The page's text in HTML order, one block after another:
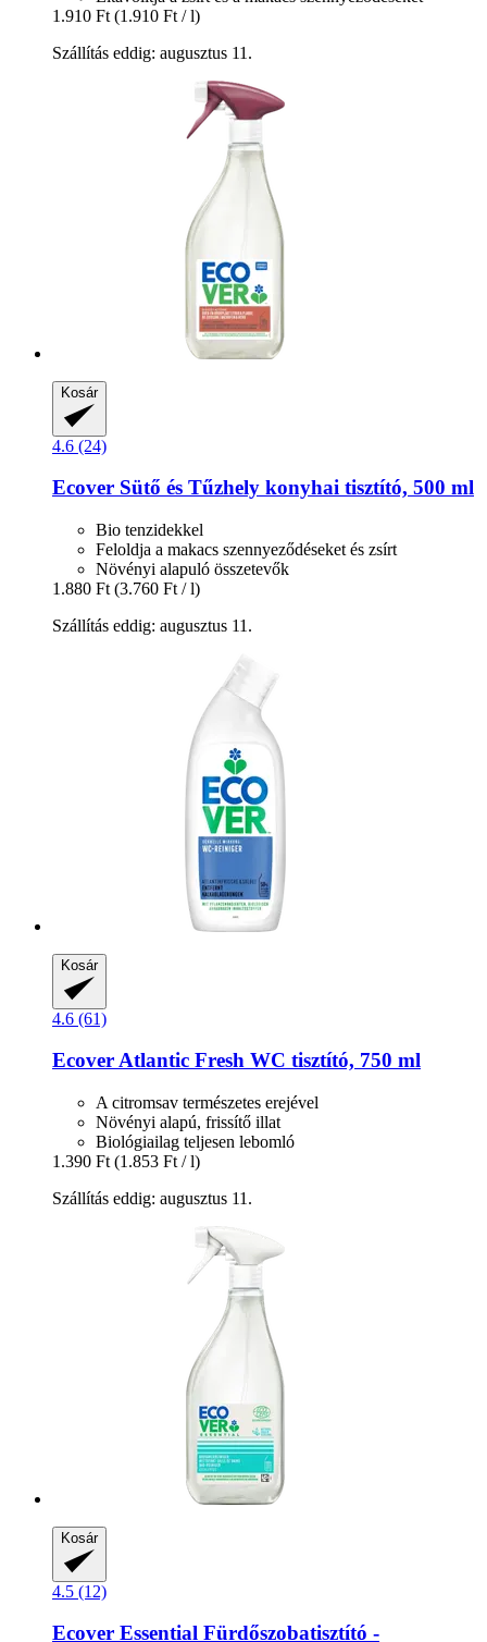
1.910 Ft (1.910 Ft / l)
Szállítás eddig: augusztus 11.
Kosár
4.6 (24)
Ecover Sütő és Tűzhely konyhai tisztító, 500 ml
Bio tenzidekkel
Feloldja a makacs szennyeződéseket és zsírt
Növényi alapuló összetevők
1.880 Ft (3.760 Ft / l)
Szállítás eddig: augusztus 11.
Kosár
4.6 (61)
EcoverAtlantic Fresh WC tisztító, 750 ml
A citromsav természetes erejével
Növényi alapú, frissítő illat
Biológiailag teljesen lebomló
1.390 Ft (1.853 Ft / l)
Szállítás eddig: augusztus 11.
Kosár
4.5 (12)
Ecover Essential Fürdőszobatisztító -​